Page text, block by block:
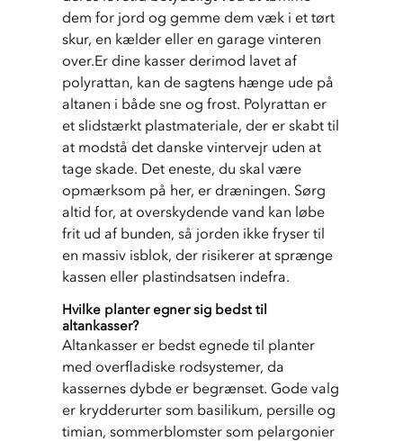
dem for jord og gemme dem væk i et tørt
skur, en kælder eller en garage vinteren
over.Er dine kasser derimod lavet af
polyrattan, kan de sagtens hænge ude på
altanen i både sne og frost. Polyrattan er
et slidstærkt plastmateriale, der er skabt til
at modstå det danske vintervejr uden at
tage skade. Det eneste, du skal være
opmærksom på her, er dræningen. Sørg
altid for, at overskydende vand kan løbe
frit ud af bunden, så jorden ikke fryser til
en massiv isblok, der risikerer at sprænge
kassen eller plastindsatsen indefra.
Hvilke planter egner sig bedst til
altankasser?
Altankasser er bedst egnede til planter
med overfladiske rodsystemer, da
kassernes dybde er begrænset. Gode valg
er krydderurter som basilikum, persille og
timian, sommerblomster som pelargonier